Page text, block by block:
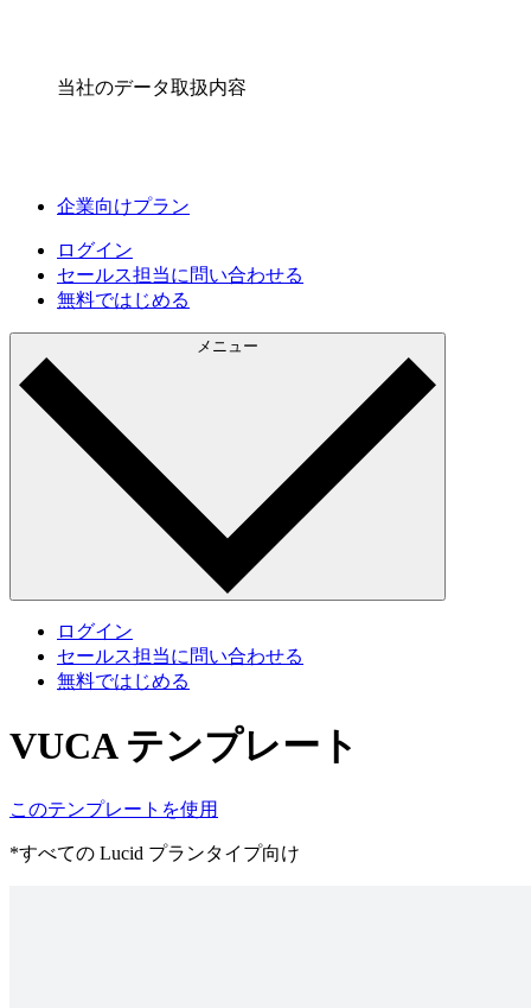
当社のデータ取扱内容
企業向けプラン
ログイン
セールス担当に問い合わせる
無料ではじめる
メニュー
ログイン
セールス担当に問い合わせる
無料ではじめる
VUCA テンプレート
このテンプレートを使用
*すべての Lucid プランタイプ向け